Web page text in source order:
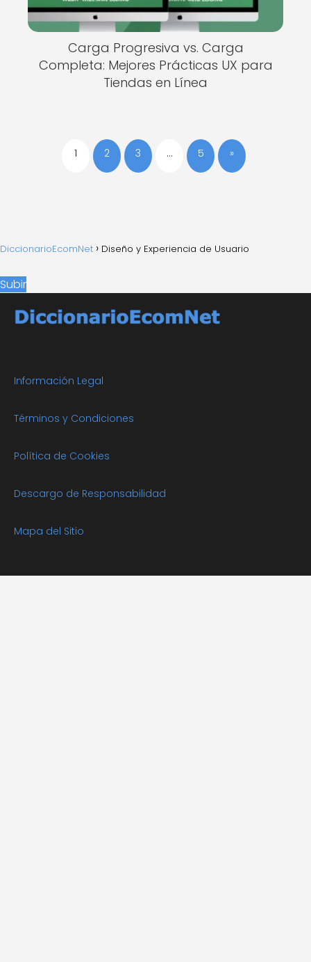
Carga Progresiva vs. Carga
Completa: Mejores Prácticas UX para
Tiendas en Línea
1 2 3 … 5 »
DiccionarioEcomNet Diseño y Experiencia de Usuario
Subir
Información Legal
Términos y Condiciones
Política de Cookies
Descargo de Responsabilidad
Mapa del Sitio